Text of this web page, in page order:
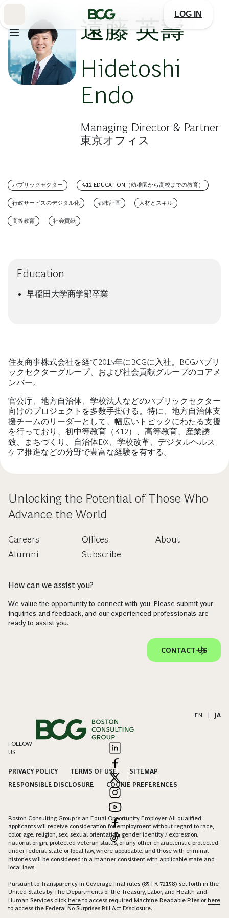
LOG IN
遠藤 英壽
Hidetoshi
Endo
Managing Director & Partner
東京オフィス
パブリックセクター K-12 EDUCATION（幼稚園から高校までの教育）
行政サービスのデジタル化 都市計画 人材とスキル
高等教育 社会貢献
Education
早稲田大学商学部卒業
住友商事株式会社を経て2015年にBCGに入社。BCGパブリ
ックセクターグループ、および社会貢献グループのコアメ
ンバー。
官公庁、地方自治体、学校法人などのパブリックセクター
向けのプロジェクトを多数手掛ける。特に、地方自治体支
援チームのリーダーとして、幅広いトピックにわたる支援
を行っており、初中等教育（K12）、高等教育、産業誘
致、まちづくり、自治体DX、学校改革、デジタルヘルス
ケア推進などの分野で豊富な経験を有する。
Unlocking the Potential of Those Who
Advance the World
Careers
Alumni
Offices
Subscribe
About
How can we assist you?
We value the opportunity to connect with you. Please submit your
inquiries and feedback, and our experienced professionals are
ready to assist you.
CONTACT US
EN JA
FOLLOW
US
PRIVACY POLICY TERMS OF USE
SITEMAP
RESPONSIBLE DISCLOSURE
COOKIE PREFERENCES
Boston Consulting Group is an Equal Opportunity Employer. All qualified
applicants will receive consideration for employment without regard to race,
color, age, religion, sex, sexual orientation, gender identity / expression,
national origin, protected veteran status, or any other characteristic protected
under federal, state or local law, where applicable, and those with criminal
histories will be considered in a manner consistent with applicable state and
local laws.
Pursuant to Transparency in Coverage final rules (85 FR 72158) set forth in the
United States by The Departments of the Treasury, Labor, and Health and
Human Services click here to access required Machine Readable Files orhere
to access the Federal No Surprises Bill Act Disclosure.